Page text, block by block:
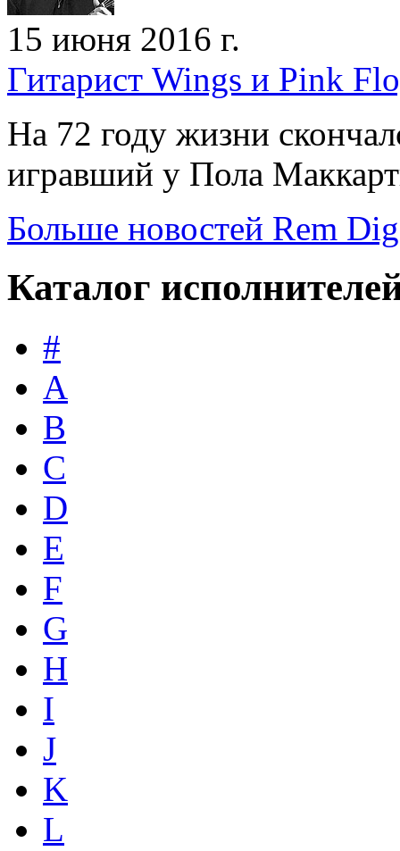
15 июня 2016 г.
Гитарист Wings и Pink
На 72 году жизни
игравший у Пола
Больше новостей Rem
Каталог
#
A
B
C
D
E
F
G
H
I
J
K
L